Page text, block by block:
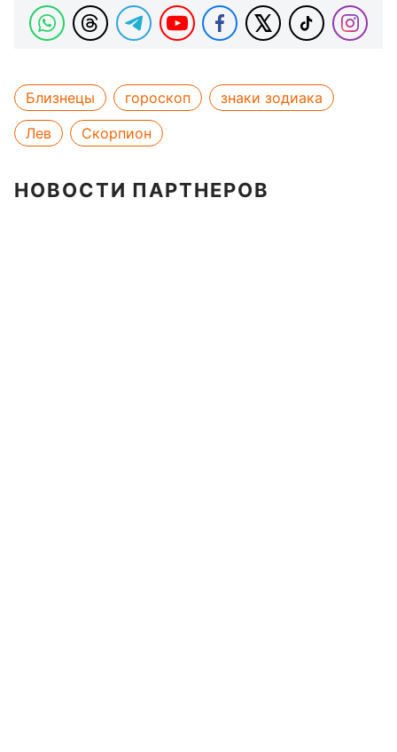
Близнецы гороскоп
знаки зодиака
Лев
Скорпион
НОВОСТИ ПАРТНЕРОВ